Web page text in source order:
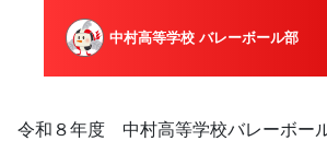
中村高等学校 バレーボール部
令和８年度 中村高等学校バレーボー